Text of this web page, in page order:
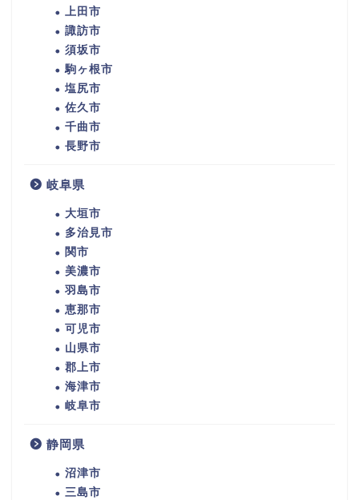
上田市
諏訪市
須坂市
駒ヶ根市
塩尻市
佐久市
千曲市
長野市
岐阜県
大垣市
多治見市
関市
美濃市
羽島市
恵那市
可児市
山県市
郡上市
海津市
岐阜市
静岡県
沼津市
三島市